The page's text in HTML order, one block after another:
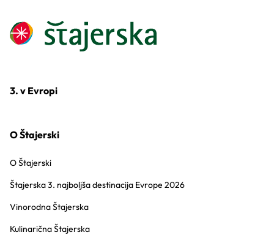
3. v Evropi
O Štajerski
O Štajerski
Štajerska 3. najboljša destinacija Evrope 2026
Vinorodna Štajerska
Kulinarična Štajerska